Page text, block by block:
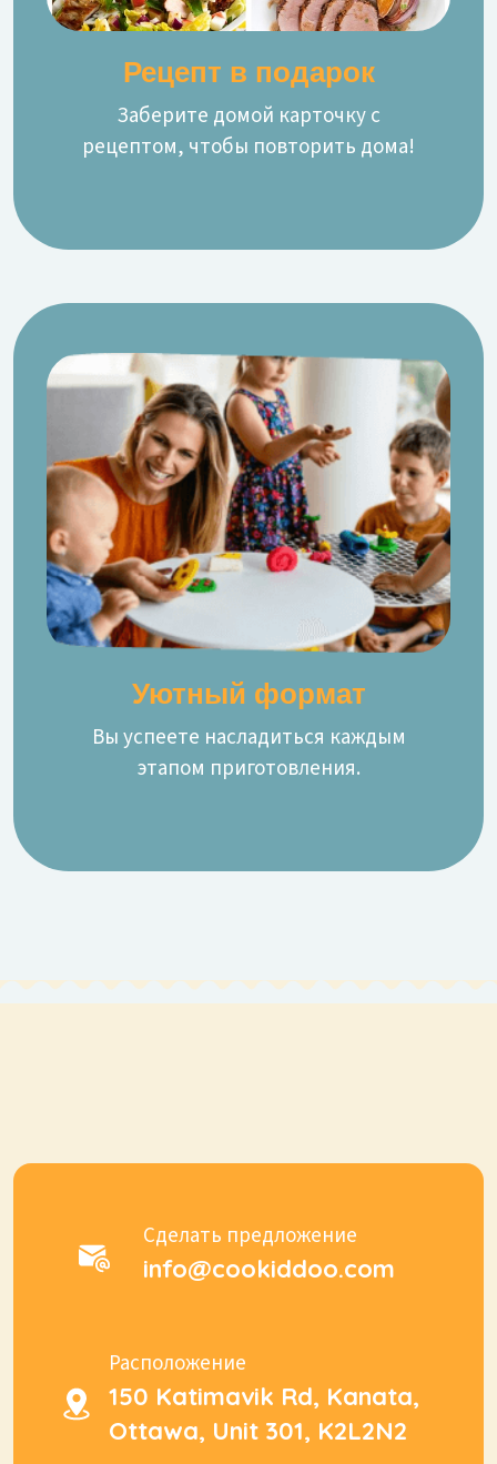
Рецепт в подарок
Заберите домой карточку с
рецептом, чтобы повторить дома!
Уютный формат
Вы успеете насладиться каждым
этапом приготовления.
Сделать предложение
info@cookiddoo.com
Расположение
150 Katimavik Rd, Kanata,
Ottawa, Unit 301, K2L2N2